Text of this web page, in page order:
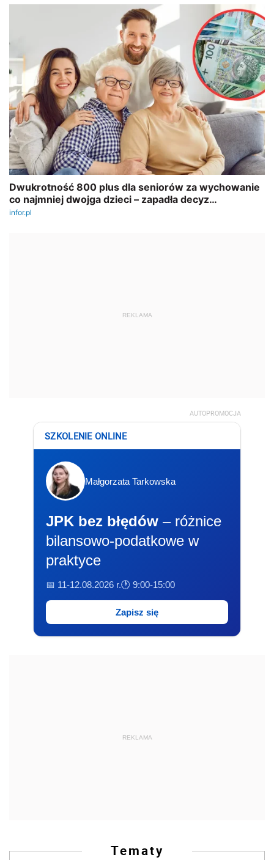
REKLAMA
AUTOPROMOCJA
SZKOLENIE ONLINE
Małgorzata Tarkowska
JPK bez błędów – różnice
bilansowo-podatkowe w
praktyce
📅 11-12.08.2026 r.🕐 9:00-15:00
Zapisz się
REKLAMA
Tematy